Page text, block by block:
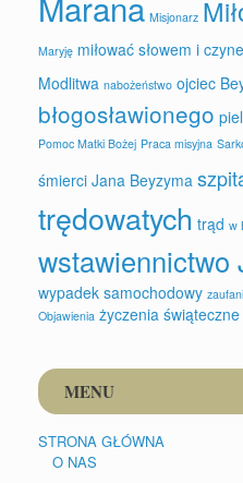
Misjonarz
Maryję miłować słowem i
Modlitwa nabożeństwo ojciec
błogosławionego
Pomoc Matki Bożej Praca misyjna
śmierci Jana Beyzyma
trędowatych trąd w
wstawiennictwo
wypadek samochodowy
Objawienia życzenia świąteczne
MENU
STRONA GŁÓWNA
O NAS